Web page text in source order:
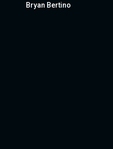
Bryan Bertino